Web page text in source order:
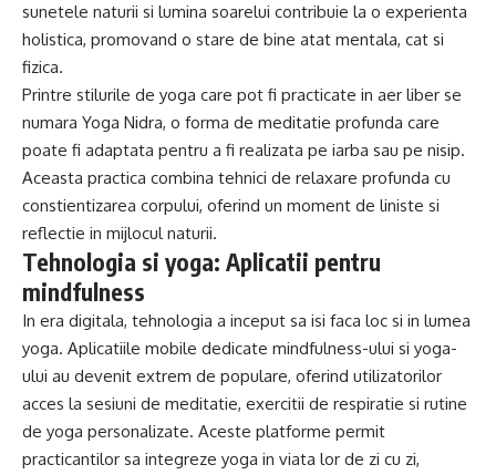
sunetele naturii si lumina soarelui contribuie la o experienta
holistica, promovand o stare de bine atat mentala, cat si
fizica.
Printre stilurile de yoga care pot fi practicate in aer liber se
numara Yoga Nidra, o forma de meditatie profunda care
poate fi adaptata pentru a fi realizata pe iarba sau pe nisip.
Aceasta practica combina tehnici de relaxare profunda cu
constientizarea corpului, oferind un moment de liniste si
reflectie in mijlocul naturii.
Tehnologia si yoga: Aplicatii pentru
mindfulness
In era digitala, tehnologia a inceput sa isi faca loc si in lumea
yoga. Aplicatiile mobile dedicate mindfulness-ului si yoga-
ului au devenit extrem de populare, oferind utilizatorilor
acces la sesiuni de meditatie, exercitii de respiratie si rutine
de yoga personalizate. Aceste platforme permit
practicantilor sa integreze yoga in viata lor de zi cu zi,